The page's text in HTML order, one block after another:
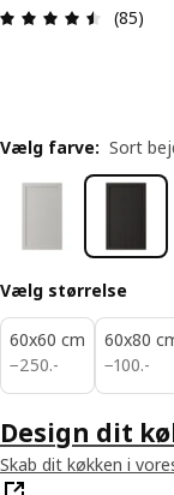
(85)
Vælg farve: Sort
Vælg størrelse
60x60 cm
−250.-
250.-
60x80
−100.-
100.-
Design dit
Skab dit køkken i